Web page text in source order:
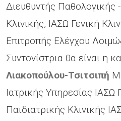
Διευθυντής Παθολογικής
Κλινικής, ΙΑΣΩ Γενική
Επιτροπής Ελέγχου
Συντονίστρια θα είναι η
Λιακοπούλου-Τσιτσιπή
Ιατρικής Υπηρεσίας ΙΑΣΩ
Παιδιατρικής Κλινικής